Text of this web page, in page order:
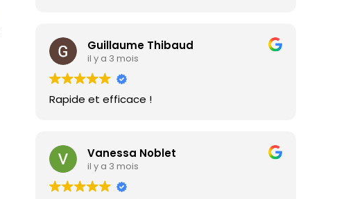
Guillaume Thibaud
il y a 3 mois
Rapide et efficace !
Vanessa Noblet
il y a 3 mois